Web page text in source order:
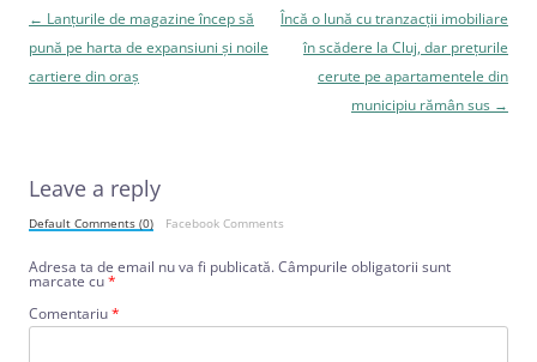
Navigare
în
articole
← Lanţurile de magazine încep să
pună pe harta de expansiuni şi noile
cartiere din oraş
Încă o lună cu tranzacţii imobiliare
în scădere la Cluj, dar preţurile
cerute pe apartamentele din
municipiu rămân sus →
Leave a reply
Default Comments (0) Facebook Comments
Adresa ta de email nu va fi publicată.Câmpurile obligatorii sunt
marcate cu*
Comentariu*